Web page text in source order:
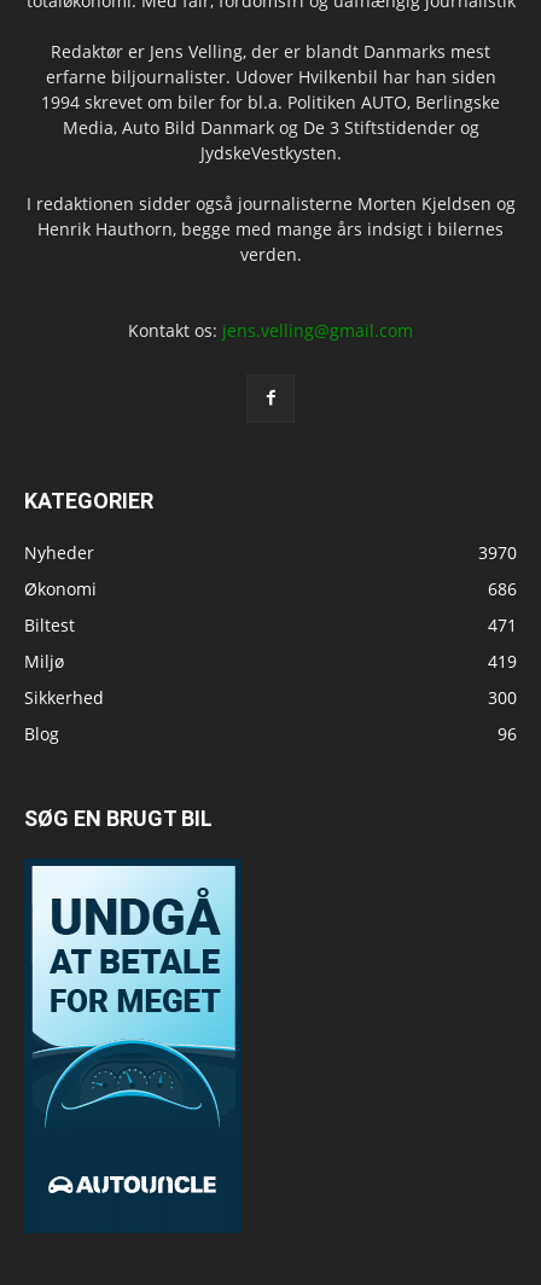
Redaktør er Jens Velling, der er blandt Danmarks mest
erfarne biljournalister. Udover Hvilkenbil har han siden
1994 skrevet om biler for bl.a. Politiken AUTO, Berlingske
Media, Auto Bild Danmark og De 3 Stiftstidender og
JydskeVestkysten.
I redaktionen sidder også journalisterne Morten Kjeldsen og
Henrik Hauthorn, begge med mange års indsigt i bilernes
verden.
Kontakt os: jens.velling@gmail.com
KATEGORIER
Nyheder
3970
Økonomi
686
Biltest
471
Miljø
419
Sikkerhed
300
Blog
96
SØG EN BRUGT BIL